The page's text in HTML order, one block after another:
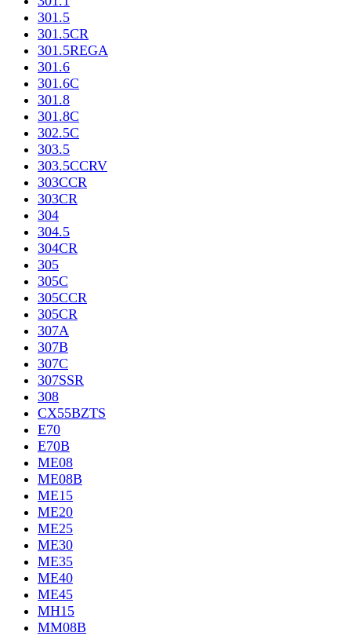
301.5
301.5CR
301.5REGA
301.6
301.6C
301.8
301.8C
302.5C
303.5
303.5CCRV
303CCR
303CR
304
304.5
304CR
305
305C
305CCR
305CR
307A
307B
307C
307SSR
308
CX55BZTS
E70
E70B
ME08
ME08B
ME15
ME20
ME25
ME30
ME35
ME40
ME45
MH15
MM08B